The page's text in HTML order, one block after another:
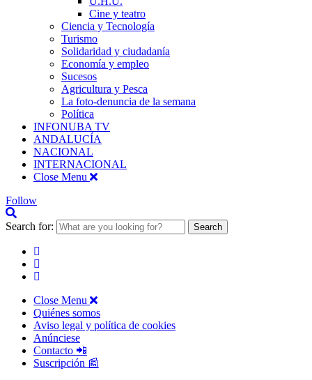
Cine y teatro
Ciencia y Tecnología
Turismo
Solidaridad y ciudadanía
Economía y empleo
Sucesos
Agricultura y Pesca
La foto-denuncia de la semana
Política
INFONUBA TV
ANDALUCÍA
NACIONAL
INTERNACIONAL
Close Menu
Follow
Search for:
Close Menu
Quiénes somos
Aviso legal y política de cookies
Anúnciese
Contacto 📲
Suscripción 📰